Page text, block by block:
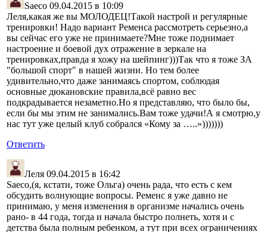
Saeco 09.04.2015 в 10:09
Леля,какая же вы МОЛОДЕЦ!Такой настрой и регулярные
тренировки! Надо вариант Ременса рассмотреть серьезно,а
вы сейчас его уже не принимаете?Мне тоже поднимает
настроение и боевой дух отражение в зеркале на
тренировках,правда я хожу на шейпинг)))Так что я тоже ЗА
"большой спорт" в нашей жизни. Но тем более
удивительно,что даже занимаясь спортом, соблюдая
основные дюкановские правила,всё равно вес
подкрадывается незаметно.Но я представляю, что было бы,
если бы мы этим не занимались.Вам тоже удачи!А я смотрю,у
нас тут уже целый клуб собрался «Кому за …..»)))))))
Ответить
Леля 09.04.2015 в 16:42
Saeco,(я, кстати, тоже Ольга) очень рада, что есть с кем
обсудить волнующие вопросы. Ременс я уже давно не
принимаю, у меня изменения в организме начались очень
рано- в 44 года, тогда и начала быстро полнеть, хотя и с
детства была полным ребенком, а тут при всех ограничениях